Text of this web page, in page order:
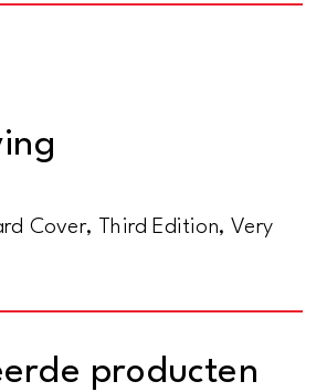
Cover, Third Edition, Very
producten